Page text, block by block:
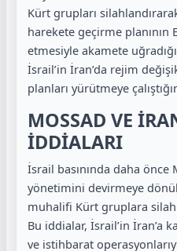
Kürt grupları
harekete geçirme planının
etmesiyle akamete
İsrail’in İran’da rejim
planları yürütmeye
MOSSAD VE
İDDİALARI
İsrail basınında daha önce
yönetimini devirmeye
muhalifi Kürt gruplara
Bu iddialar, İsrail’in İran’a
ve istihbarat